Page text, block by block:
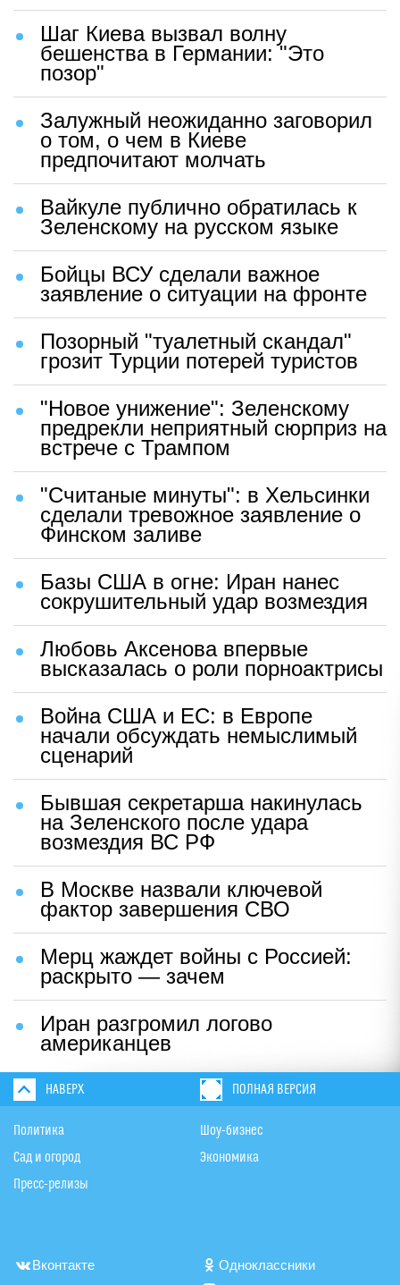
Шаг Киева вызвал волну
бешенства в Германии: "Это
позор"
Залужный неожиданно заговорил
о том, о чем в Киеве
предпочитают молчать
Вайкуле публично обратилась к
Зеленскому на русском языке
Бойцы ВСУ сделали важное
заявление о ситуации на фронте
Позорный "туалетный скандал"
грозит Турции потерей туристов
"Новое унижение": Зеленскому
предрекли неприятный сюрприз на
встрече с Трампом
"Считаные минуты": в Хельсинки
сделали тревожное заявление о
Финском заливе
Базы США в огне: Иран нанес
сокрушительный удар возмездия
Любовь Аксенова впервые
высказалась о роли порноактрисы
Война США и ЕС: в Европе
начали обсуждать немыслимый
сценарий
Бывшая секретарша накинулась
на Зеленского после удара
возмездия ВС РФ
В Москве назвали ключевой
фактор завершения СВО
Мерц жаждет войны с Россией:
раскрыто — зачем
Иран разгромил логово
американцев
НАВЕРХ ПОЛНАЯ ВЕРСИЯ
Политика
Сад и огород
Пресс-релизы
Шоу-бизнес
Экономика
Вконтакте
Одноклассники